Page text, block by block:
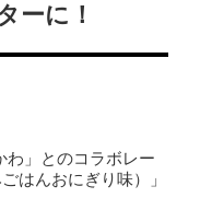
ーに！
わ」とのコラボレー
はんおにぎり味）」